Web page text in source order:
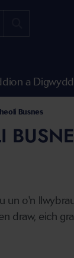
a
Busnes
o'n
draw, eich